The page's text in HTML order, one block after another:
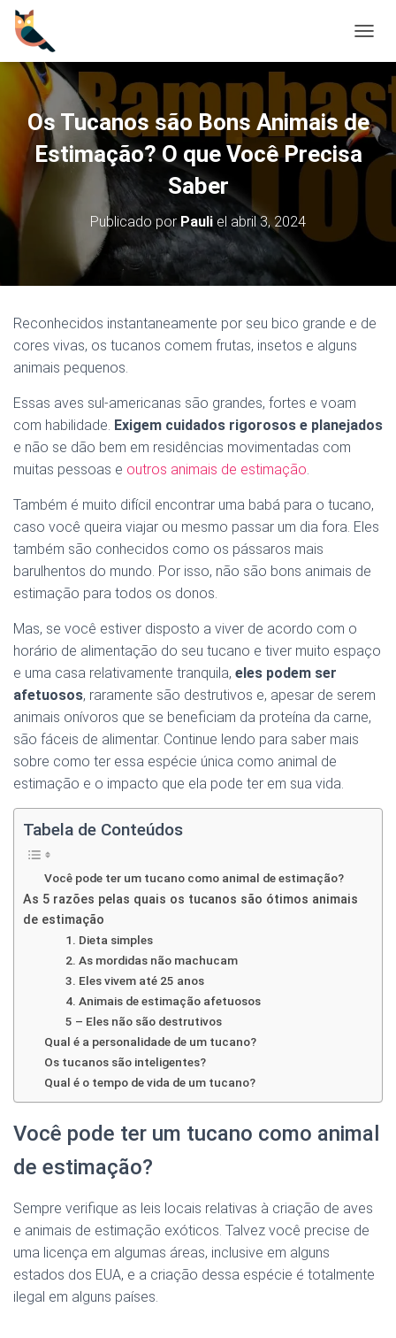
A
B
I
A
M
D
G
Os Tucanos são Bons Animais de
Estimação? O que Você Precisa
Saber
Publicado porPauli el abril 3, 2024
Reconhecidos instantaneamente por seu bico grande e de
cores vivas, os tucanos comem frutas, insetos e alguns
animais pequenos.
Essas aves sul-americanas são grandes, fortes e voam
com habilidade. Exigem cuidados rigorosos e planejados
e não se dão bem em residências movimentadas com
muitas pessoas e outros animais de estimação.
Também é muito difícil encontrar uma babá para o tucano,
caso você queira viajar ou mesmo passar um dia fora. Eles
também são conhecidos como os pássaros mais
barulhentos do mundo. Por isso, não são bons animais de
estimação para todos os donos.
Mas, se você estiver disposto a viver de acordo com o
horário de alimentação do seu tucano e tiver muito espaço
e uma casa relativamente tranquila, eles podem ser
afetuosos, raramente são destrutivos e, apesar de serem
animais onívoros que se beneficiam da proteína da carne,
são fáceis de alimentar. Continue lendo para saber mais
sobre como ter essa espécie única como animal de
estimação e o impacto que ela pode ter em sua vida.
Tabela de Conteúdos
Você pode ter um tucano como animal de estimação?
As 5 razões pelas quais os tucanos são ótimos animais
de estimação
1. Dieta simples
2. As mordidas não machucam
3. Eles vivem até 25 anos
4. Animais de estimação afetuosos
5 – Eles não são destrutivos
Qual é a personalidade de um tucano?
Os tucanos são inteligentes?
Qual é o tempo de vida de um tucano?
Você pode ter um tucano como animal
de estimação?
Sempre verifique as leis locais relativas à criação de aves
e animais de estimação exóticos. Talvez você precise de
uma licença em algumas áreas, inclusive em alguns
estados dos EUA, e a criação dessa espécie é totalmente
ilegal em alguns países.